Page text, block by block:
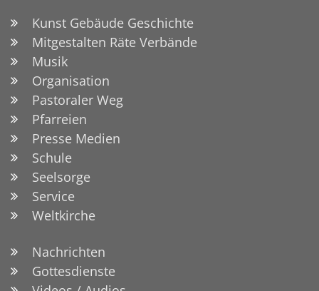
Kunst Gebäude Geschichte
Mitgestalten Räte Verbände
Musik
Organisation
Pastoraler Weg
Pfarreien
Presse Medien
Schule
Seelsorge
Service
Weltkirche
Nachrichten
Gottesdienste